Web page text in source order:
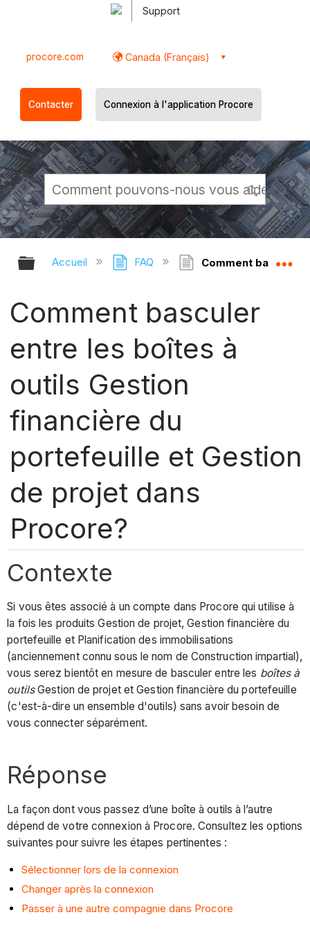
Support
procore.com Canada (Français)
Contacter Connexion à l'application Procore
Développer/réduire la hiérarchie
Accueil FAQ Comment basculer
Comment basculer
entre les boîtes à
outils Gestion
financière du
portefeuille et Gestion
de projet dans
Procore?
Contexte
Si vous êtes associé à un compte dans Procore qui utilise à
la fois les produits Gestion de projet, Gestion financière du
portefeuille et Planification des immobilisations
(anciennement connu sous le nom de Construction impartial),
vous serez bientôt en mesure de basculer entre les boîtes à
outilsGestion de projet et Gestion financière du portefeuille
(c'est-à-dire un ensemble d'outils) sans avoir besoin de
vous connecter séparément.
Réponse
La façon dont vous passez d’une boîte à outils à l’autre
dépend de votre connexion à Procore. Consultez les options
suivantes pour suivre les étapes pertinentes :
Sélectionner lors de la connexion
Changer après la connexion
Passer à une autre compagnie dans Procore